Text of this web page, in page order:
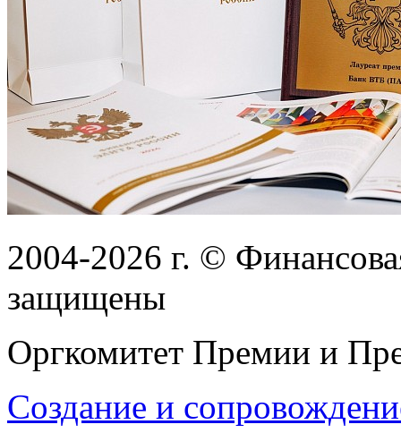
2004-2026 г. ©
защищены
Оргкомитет Премии и
Создание и